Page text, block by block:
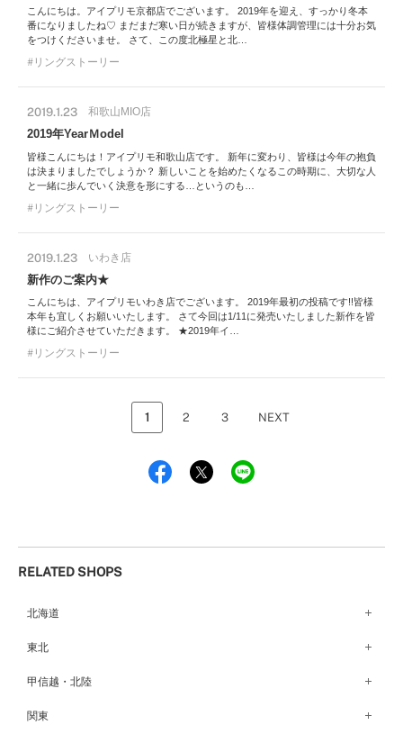
こんにちは。アイプリモ京都店でございます。 2019年を迎え、すっかり冬本
番になりましたね♡ まだまだ寒い日が続きますが、皆様体調管理には十分お気
をつけくださいませ。 さて、この度北極星と北…
リングストーリー
2019.1.23 和歌山MIO店
2019年YearＭodel
皆様こんにちは！アイプリモ和歌山店です。 新年に変わり、皆様は今年の抱負
は決まりましたでしょうか？ 新しいことを始めたくなるこの時期に、大切な人
と一緒に歩んでいく決意を形にする…というのも…
リングストーリー
2019.1.23 いわき店
新作のご案内★
こんにちは、アイプリモいわき店でございます。 2019年最初の投稿です!!皆様
本年も宜しくお願いいたします。 さて今回は1/11に発売いたしました新作を皆
様にご紹介させていただきます。 ★2019年イ…
リングストーリー
1 2 3 NEXT
RELATED SHOPS
北海道
札幌店（134）
東北
弘前パークホテル店（180）
甲信越・北陸
甲府店（63）
関東